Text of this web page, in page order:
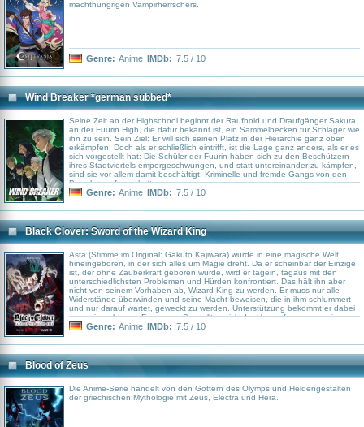
machthungrigen Vampirherrschers.
Genre: Anime IMDb: 7.5 / 10
Wind Breaker *german subbed*
Seine Zeit an der Highschool beginnt der Raufbold und Draufgänger Sakura
an der Fuurin High, die dafür bekannt ist, ein Sammelbecken für Schläger wie
ihn zu sein. Sein Ziel: Er will sich seinen Platz in der Hierarchie ganz oben
erkämpfen! Doch als er schließlich eintrifft, ist die Lage ganz anders, als er es
sich vorgestellt hat: Die Schüler der Fuurin haben sich zu den Beschützern
ihres Stadtviertels emporgeschwungen, und statt untereinander zu kämpfen,
sind sie vor allem damit beschäftigt, Kriminelle und fremde Gangs von den
Bewohnern fernzuhalten.
Genre: Anime IMDb: 7.5 / 10
Black Clover: Sword of the Wizard King
Asta (Stimme im Original: Gakuto Kajiwara) wurde in eine magische Welt
hineingeboren, in der sich alles um Magie dreht. Da er scheinbar der Einzige
ist, der ohne Zauberkraft geboren wurde, wird er tagein, tagaus mit den
unterschiedlichsten Problemen und Hürden konfrontiert. Das hält ihn aber
nicht von seinem Vorhaben ab, Wizard King zu werden. Er muss nur alle
Widerstände überwinden und seine Macht beweisen, die in ihm schlummert
und nur darauf wartet, geweckt zu werden. Unterstützung bekommt er dabei
von seinen besten Freunden. So stellt er sich der Herausforderung seines
Lebens und macht sich auf, um die Aufnahmeprüfung in einen der
ihn erwartet und was es mit den bösen Kräften, die in dieser Welt lauern, auf
sich hat.
Genre: Anime IMDb: 7.5 / 10
Blood of Zeus
Die Anime-Serie handelt von den Göttern des Olymps und Heldengestalten
der griechischen Mythologie mit Zeus, Electra und Hera.